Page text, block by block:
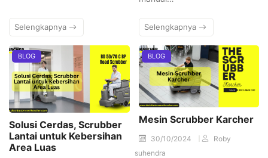
Selengkapnya Selengkapnya
BLOG
Solusi Cerdas, Scrubber
Lantai untuk Kebersihan
Area Luas
BLOG
Mesin Scrubber Karcher
30/10/2024
Roby
suhendra